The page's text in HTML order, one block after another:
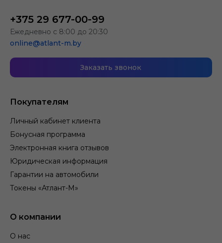
Покупателям
Личный кабинет клиента
Бонусная программа
Электронная книга отзывов
Юридическая информация
Гарантии на автомобили
Токены «Атлант-М»
О компании
О нас
+375 29 677-00-99
Ежедневно с 8:00 до 20:30
online@atlant-m.by
Заказать звонок